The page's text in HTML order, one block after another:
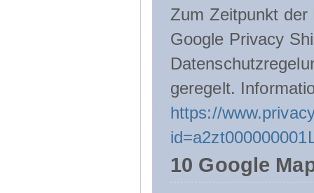
Zum Zeitpunkt der
Google Privacy
geregelt.
https://
10 Google